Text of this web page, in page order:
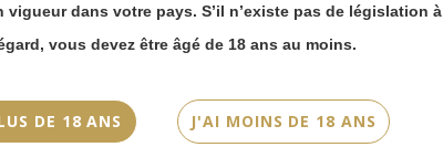
vigueur dans votre pays. S’il n’existe pas de législation à
vous devez être âgé de 18 ans au moins.
DE 18 ANS J'AI MOINS DE 18 ANS
en compte :
reprendront à partir du 31 août.
Hugo) seront disponibles à partir du 4